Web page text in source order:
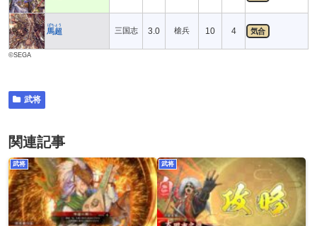
馬超
ばちょう
三国志 3.0 槍兵 10 4 気合
©SEGA
武将
関連記事
武将 武将